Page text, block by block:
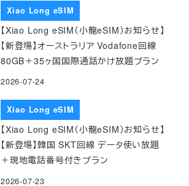
Xiao Long eSIM
【Xiao Long eSIM（小龍eSIM）お知らせ】
【新登場】オーストラリア Vodafone回線
80GB＋35ヶ国国際通話かけ放題プラン
2026-07-24
Xiao Long eSIM
【Xiao Long eSIM（小龍eSIM）お知らせ】
【新登場】韓国 SKT回線 データ使い放題
＋現地電話番号付きプラン
2026-07-23